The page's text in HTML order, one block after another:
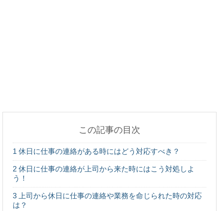
後輩が彼女になるとどんないいことがある？高校生
の恋愛事情
この記事の目次
1 休日に仕事の連絡がある時にはどう対応すべき？
2 休日に仕事の連絡が上司から来た時にはこう対処しよ
う！
3 上司から休日に仕事の連絡や業務を命じられた時の対応
は？